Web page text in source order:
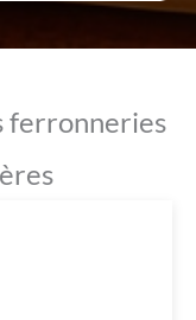
ferronneries